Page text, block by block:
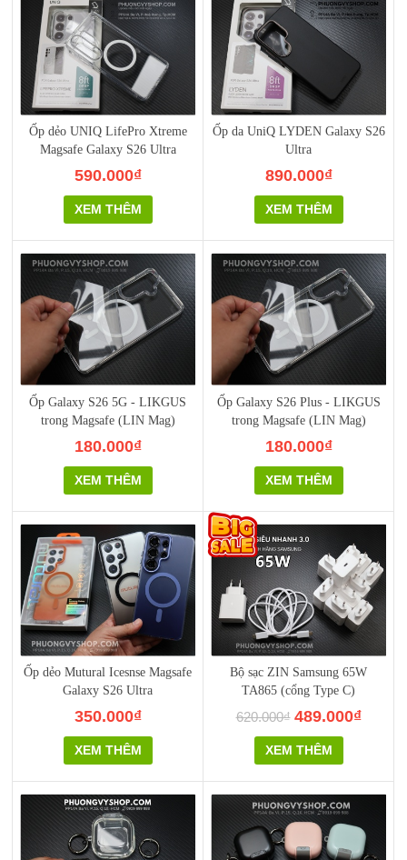
Ốp dẻo UNIQ LifePro Xtreme
Magsafe Galaxy S26 Ultra
590.000₫
XEM THÊM
Ốp da UniQ LYDEN Galaxy S26
Ultra
890.000₫
XEM THÊM
Ốp Galaxy S26 5G - LIKGUS
trong Magsafe (LIN Mag)
180.000₫
XEM THÊM
Ốp Galaxy S26 Plus - LIKGUS
trong Magsafe (LIN Mag)
180.000₫
XEM THÊM
Ốp dẻo Mutural Icesnse Magsafe
Galaxy S26 Ultra
350.000₫
XEM THÊM
Bộ sạc ZIN Samsung 65W
TA865 (cổng Type C)
620.000₫ 489.000₫
XEM THÊM